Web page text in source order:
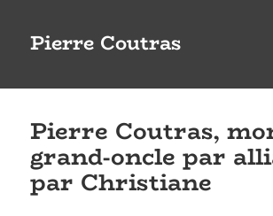
Pierre Coutras
Pierre Coutras,
grand-oncle par
par Christiane